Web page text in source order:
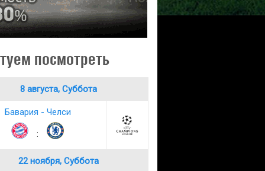
посмотреть
8 августа, Суббота
Бавария - Челси
:
22 ноября, Суббота